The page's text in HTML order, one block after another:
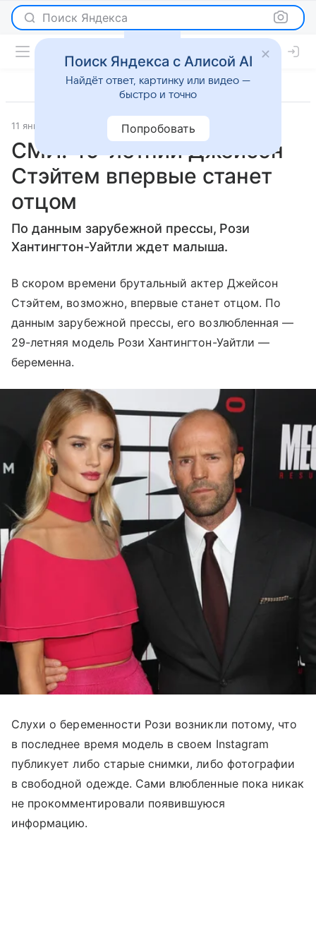
Поиск Яндекса
11 января 2017 Светская жизнь
СМИ: 49-летний Джейсон
Стэйтем впервые станет
отцом
По данным зарубежной прессы, Рози
Хантингтон-Уайтли ждет малыша.
В скором времени брутальный актер Джейсон
Стэйтем, возможно, впервые станет отцом. По
данным зарубежной прессы, его возлюбленная—
29-летняя модель Рози Хантингтон-Уайтли —
беременна.
Слухи о беременности Рози возникли потому, что
в последнее время модель в своем Instagram
публикует либо старые снимки, либо фотографии
в свободной одежде. Сами влюбленные пока никак
не прокомментировали появившуюся
информацию.
Поиск Яндекса с Алисой AI
Найдёт ответ, картинку или видео —
быстро и точно
Попробовать